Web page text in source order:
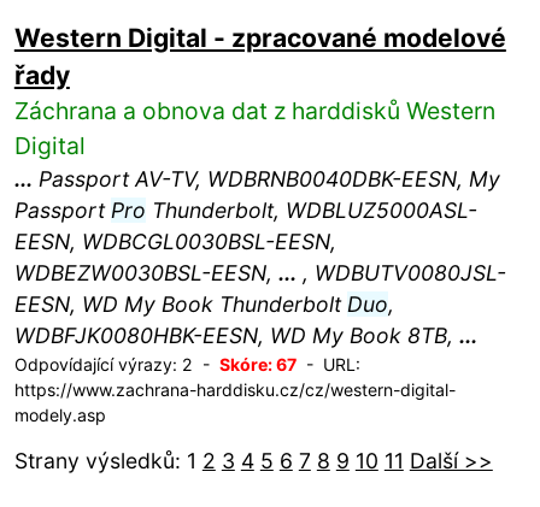
Western Digital - zpracované modelové
řady
Záchrana a obnova dat z harddisků Western
Digital
... Passport AV-TV, WDBRNB0040DBK-EESN, My
Passport Pro Thunderbolt, WDBLUZ5000ASL-
EESN, WDBCGL0030BSL-EESN,
WDBEZW0030BSL-EESN, ... , WDBUTV0080JSL-
EESN, WD My Book Thunderbolt Duo,
WDBFJK0080HBK-EESN, WD My Book 8TB, ...
Odpovídající výrazy: 2 - Skóre: 67- URL:
https://www.zachrana-harddisku.cz/cz/western-digital-
modely.asp
Strany výsledků: 1 2 3 4 5 6 7 8 9 10 11 Další >>